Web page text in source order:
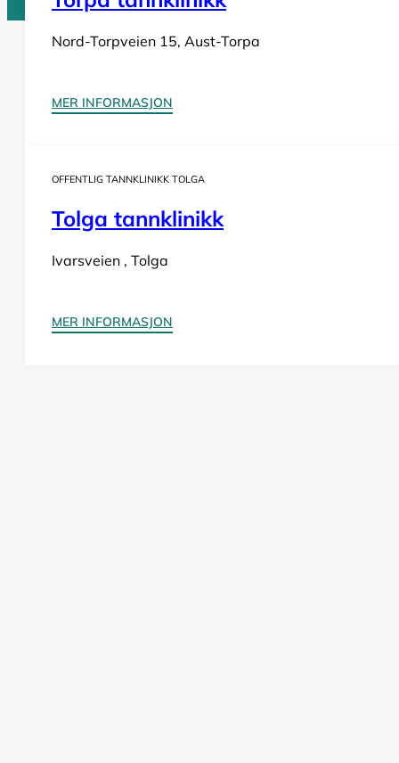
Nord-Torpveien 15, Aust-Torpa
MER INFORMASJON
OFFENTLIG TANNKLINIKK TOLGA
Tolga tannklinikk
Ivarsveien , Tolga
MER INFORMASJON
Tannlege Norge © 2026